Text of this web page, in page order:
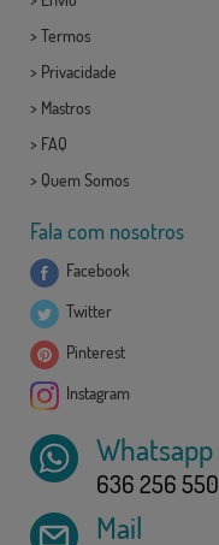
> Termos
> Privacidade
> Mastros
> FAQ
> Quem Somos
Fala com nosotros
Facebook
Twitter
Pinterest
Instagram
Whatsapp
636 256 550
Mail